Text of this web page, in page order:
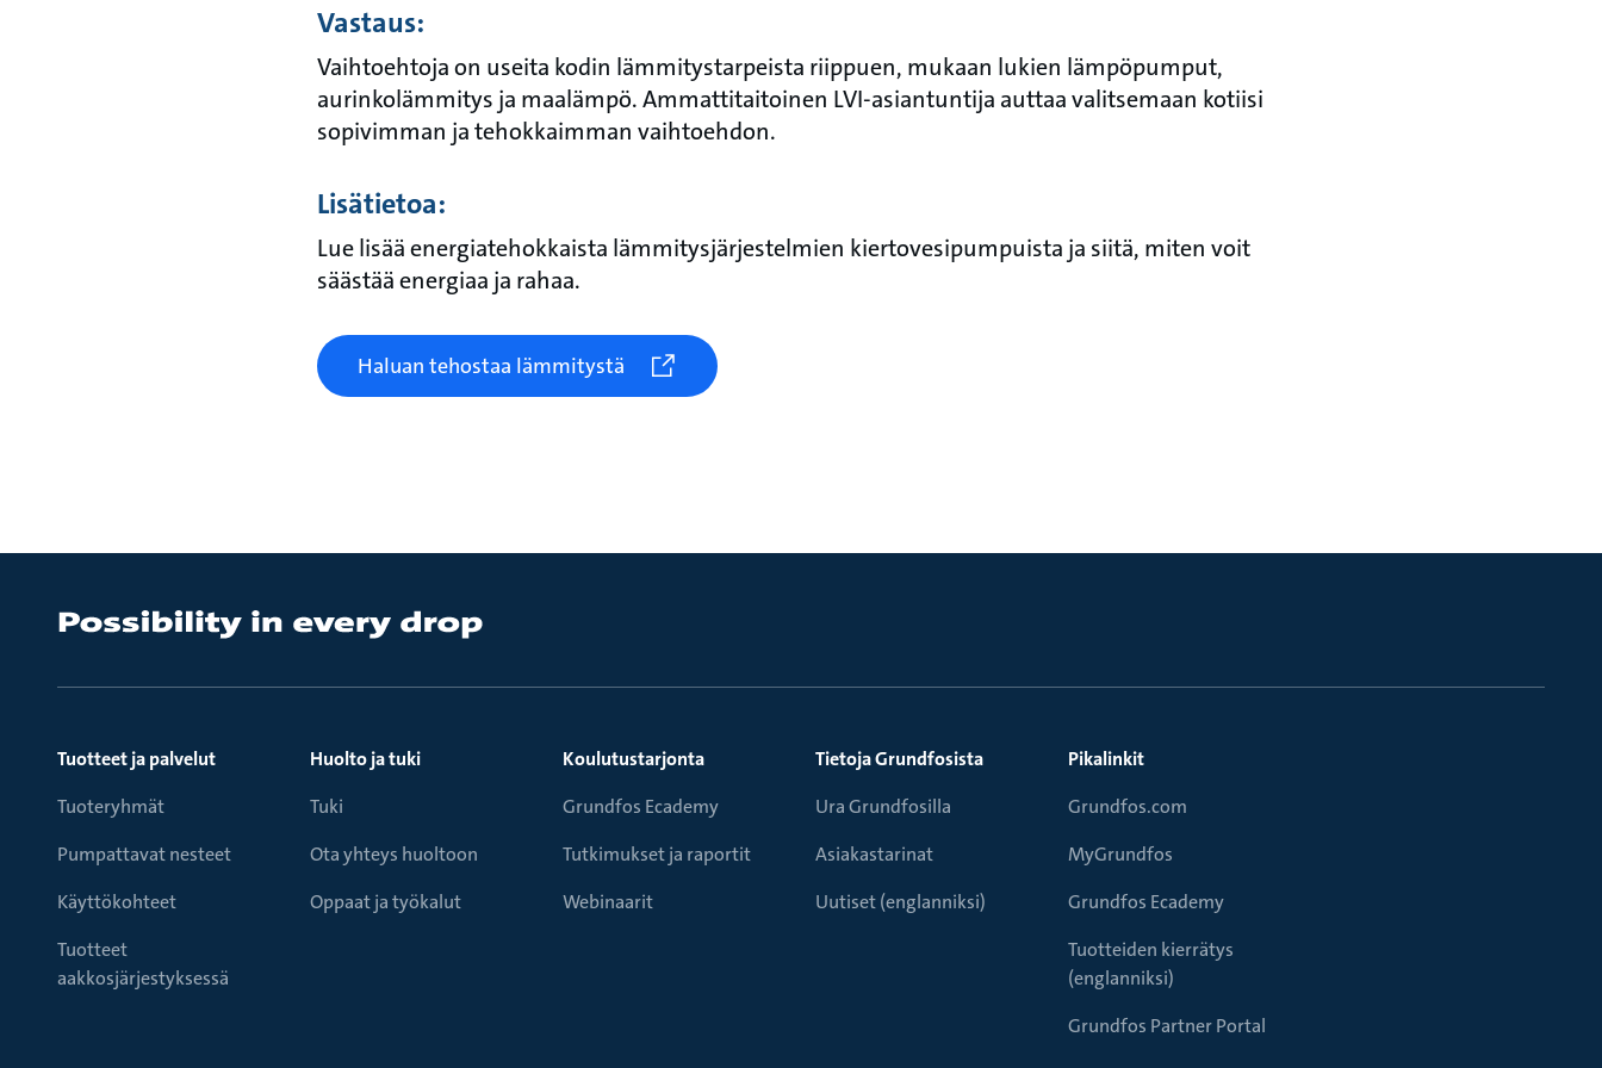
Vastaus:
Vaihtoehtoja on useita kodin lämmitystarpeista riippuen, mukaan lukien lämpöpumput,
aurinkolämmitys ja maalämpö. Ammattitaitoinen LVI-asiantuntija auttaa valitsemaan kotiisi
sopivimman ja tehokkaimman vaihtoehdon.
Lisätietoa:
Lue lisää energiatehokkaista lämmitysjärjestelmien kiertovesipumpuista ja siitä, miten voit
säästää energiaa ja rahaa.
Haluan tehostaa lämmitystä
Tuotteet ja palvelut
Tuoteryhmät
Pumpattavat nesteet
Käyttökohteet
Tuotteet
aakkosjärjestyksessä
Huolto ja tuki
Tuki
Ota yhteys huoltoon
Oppaat ja työkalut
Koulutustarjonta
Grundfos Ecademy
Tutkimukset ja raportit
Webinaarit
Tietoja Grundfosista
Ura Grundfosilla
Asiakastarinat
Uutiset (englanniksi)
Pikalinkit
Grundfos.com
MyGrundfos
Grundfos Ecademy
Tuotteiden kierrätys
(englanniksi)
Grundfos Partner Portal